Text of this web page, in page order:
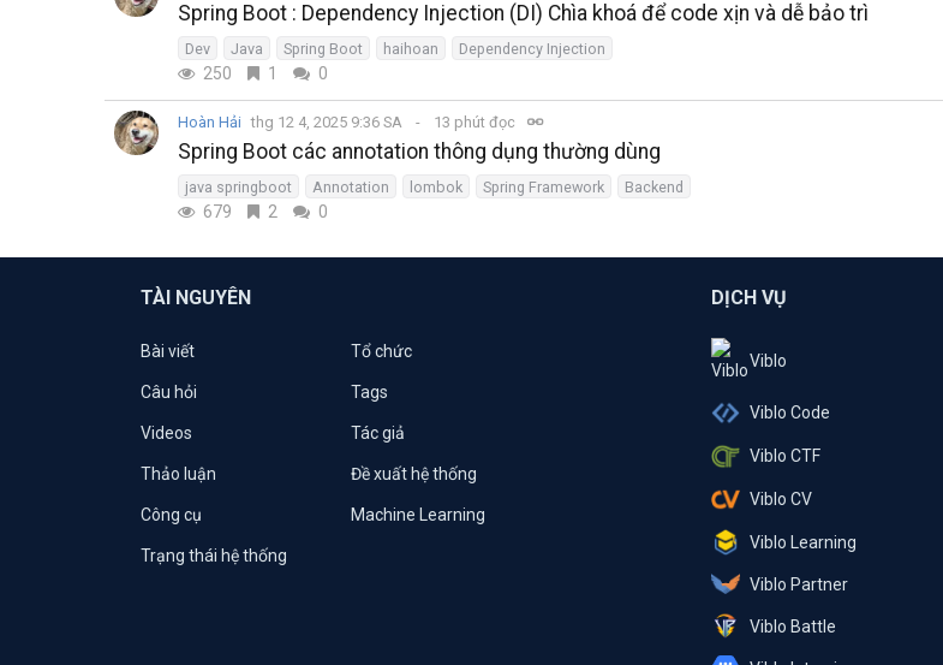
Spring Boot : Dependency Injection (DI) Chìa khoá để code xịn và dễ bảo trì
Dev Java Spring Boot haihoan Dependency Injection
250 1 0
Hoàn Hải thg 12 4, 2025 9:36 SA 13 phút đọc
Spring Boot các annotation thông dụng thường dùng
java springboot Annotation lombok Spring Framework Backend
679 2 0
TÀI NGUYÊN
Bài viết Tổ chức
Câu hỏi Tags
Videos Tác giả
Thảo luận Đề xuất hệ thống
Công cụ Machine Learning
Trạng thái hệ thống
DỊCH VỤ
Viblo
Viblo Code
Viblo CTF
Viblo CV
Viblo Learning
Viblo Partner
Viblo Battle